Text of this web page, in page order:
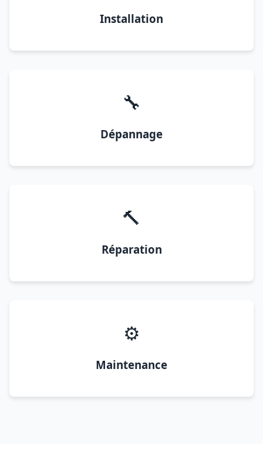
Installation
🔧
Dépannage
🔨
Réparation
⚙️
Maintenance